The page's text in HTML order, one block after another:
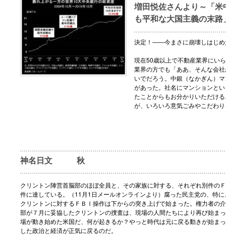
増田悦佐さんより～「
も平和な大国主義の末
決定！――今まさに崩壊しはじめ
現在50歳以上で不動産業界にい
業界の方でも「ああ、そんな会
いでだろう。中銀（なかぎん）
があった。社名にマンションと
たことからもお分かりいただけ
が、いろいろ意気ごみやこだわ
神名日文 秋
クリントン陣営首脳部のほぼ全員と、その家族に対する、それぞれ別件の
件に達している。（11月1日メールオンラインより）腐った民主党の、特
クリントンに対するＦＢＩ操作は下からの突き上げで始まった。権力者の
部が７月に妥協したクリントンの捜査は、現場の人間たちにより再び始ま
場が動き始めた米国だ、何が起きるか？やっと時代は元に戻る動きが始ま
した政治と経済が正気に戻るのだ。